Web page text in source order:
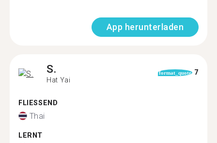
App herunterladen
S.
Hat Yai
format_quote 7
FLIESSEND
Thai
LERNT